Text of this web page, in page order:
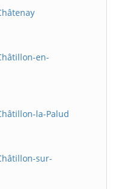
en-
la-Palud
sur-